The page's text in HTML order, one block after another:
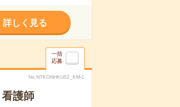
詳しく見る
一括
応募
No.NTKONHKU02_KM-1
護師